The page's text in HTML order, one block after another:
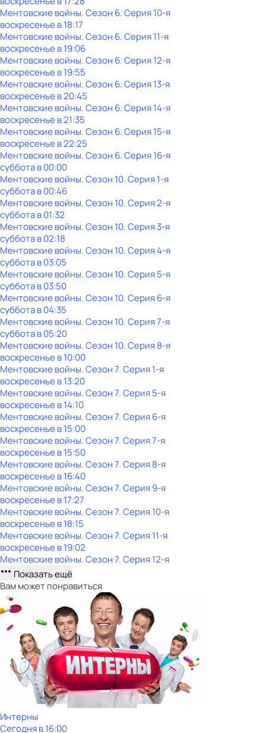
Ментовские войны. Сезон 6. Серия 10-я
воскресенье в18:17
Ментовские войны. Сезон 6. Серия 11-я
воскресенье в19:06
Ментовские войны. Сезон 6. Серия 12-я
воскресенье в19:55
Ментовские войны. Сезон 6. Серия 13-я
воскресенье в20:45
Ментовские войны. Сезон 6. Серия 14-я
воскресенье в21:35
Ментовские войны. Сезон 6. Серия 15-я
воскресенье в22:25
Ментовские войны. Сезон 6. Серия 16-я
субботав00:00
Ментовские войны. Сезон 10. Серия 1-я
субботав00:46
Ментовские войны. Сезон 10. Серия 2-я
субботав01:32
Ментовские войны. Сезон 10. Серия 3-я
субботав02:18
Ментовские войны. Сезон 10. Серия 4-я
субботав03:05
Ментовские войны. Сезон 10. Серия 5-я
субботав03:50
Ментовские войны. Сезон 10. Серия 6-я
субботав04:35
Ментовские войны. Сезон 10. Серия 7-я
субботав05:20
Ментовские войны. Сезон 10. Серия 8-я
воскресенье в10:00
Ментовские войны. Сезон 7. Серия 1-я
воскресенье в13:20
Ментовские войны. Сезон 7. Серия 5-я
воскресенье в14:10
Ментовские войны. Сезон 7. Серия 6-я
воскресенье в15:00
Ментовские войны. Сезон 7. Серия 7-я
воскресенье в15:50
Ментовские войны. Сезон 7. Серия 8-я
воскресенье в16:40
Ментовские войны. Сезон 7. Серия 9-я
воскресенье в17:27
Ментовские войны. Сезон 7. Серия 10-я
воскресенье в18:15
Ментовские войны. Сезон 7. Серия 11-я
воскресенье в19:02
Ментовские войны. Сезон 7. Серия 12-я
Показать ещё
Вам может понравиться
Интерны
Сегодня в 16:00